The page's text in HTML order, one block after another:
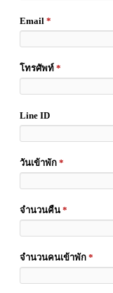
Email *
โทรศัพท์ *
Line ID
วันเข้าพัก *
จำนวนคืน *
จำนวนคนเข้าพัก *